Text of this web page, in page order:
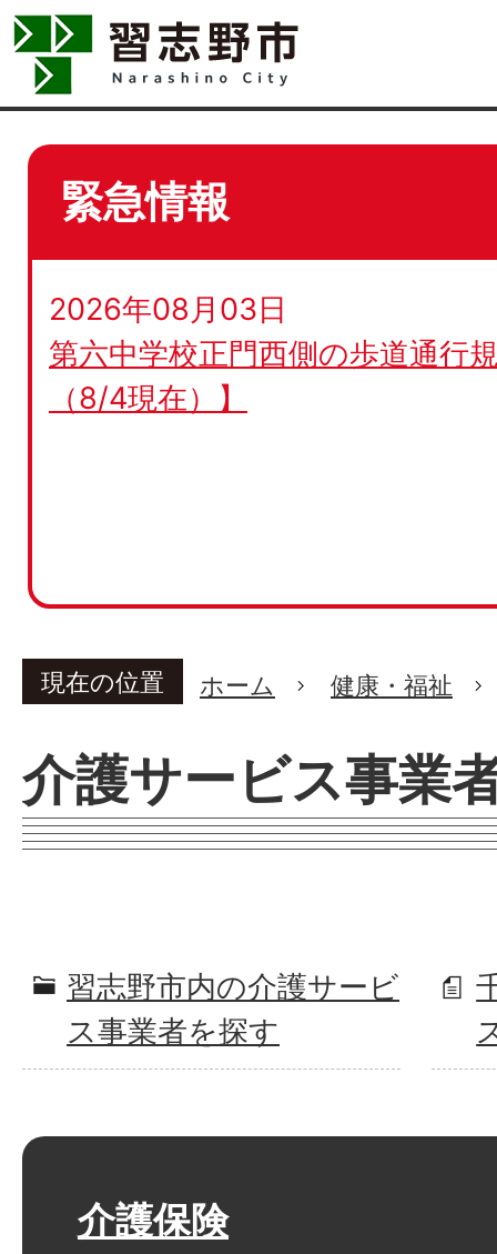
緊急情報
2026年08月03日
第六中学校正門西側の歩道通行
（8/4現在）】
現在の位置 ホーム 健康・福祉
介護サービス事業
習志野市内の介護サービ
ス事業者を探す
介護保険